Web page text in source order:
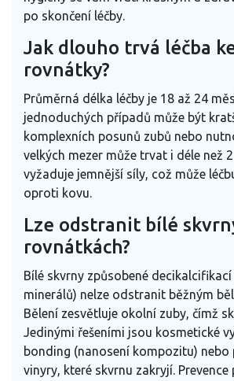
po skončení léčby.
Jak dlouho trvá léčba
rovnátky?
Průměrná délka léčby je 18 až 24
jednoduchých případů může být
komplexních posunů zubů nebo
velkých mezer může trvat i déle než
vyžaduje jemnější síly, což může
oproti kovu.
Lze odstranit bílé
rovnátkách?
Bílé skvrny způsobené
minerálů) nelze odstranit běžným
Bělení zesvětluje okolní zuby, čímž
Jedinými řešeními jsou kosmetické
bonding (nanosení kompozitu) nebo
vinyry, které skvrnu zakryjí.